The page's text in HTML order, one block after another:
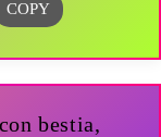
bestia,